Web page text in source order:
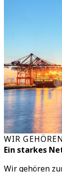
WIR
Ein starkes
Wir gehören